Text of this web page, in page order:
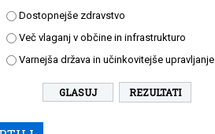
Dostopnejše zdravstvo
Več vlaganj v občine in infrastrukturo
Varnejša država in učinkovitejše upravljanje
REZULTATI